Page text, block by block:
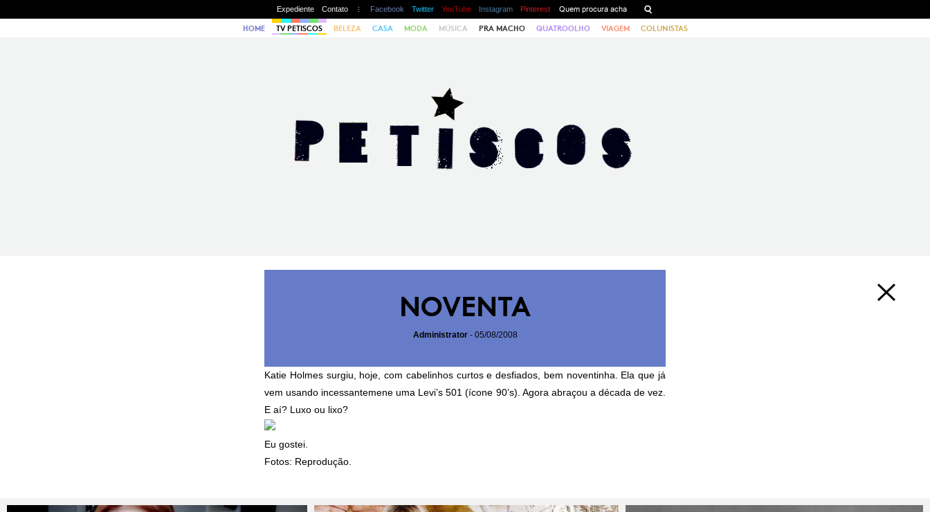
Expediente Contato Facebook Twitter YouTube Instagram Pinterest
HOME TV PETISCOS BELEZA CASA MODA MÚSICA PRA MACHO QUATROOLHO VIAGEM COLUNISTAS
NOVENTA
Administrator- 05/08/2008
Katie Holmes surgiu, hoje, com cabelinhos curtos e desfiados, bem noventinha. Ela que já
vem usando incessantemene uma Levi’s 501 (ícone 90’s). Agora abraçou a década de vez.
E aí? Luxo ou lixo?
Eu gostei.
Fotos: Reprodução.